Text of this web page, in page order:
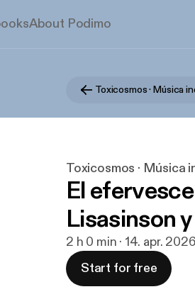
About Podimo
Toxicosmos · Música
El
Lisasinson
2 h 0 min · 14. apr. 2026
Start for free